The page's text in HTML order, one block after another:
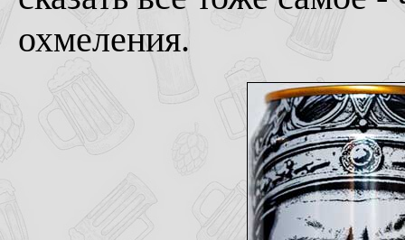
охмеления.